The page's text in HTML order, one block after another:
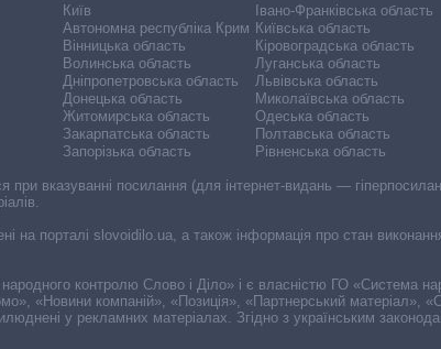
Київ
Автономна республіка Крим
Вінницька область
Волинська область
Дніпропетровська область
Донецька область
Житомирська область
Закарпатська область
Запорізька область
Івано-Франківська область
Київська область
Кіровоградська область
Луганська область
Львівська область
Миколаївська область
Одеська область
Полтавська область
Рівненська область
при вказуванні посилання (для інтернет-видань —
на порталі slovoidilo.ua, а також інформація про стан
контролю Слово і Діло» і є власністю ГО «Система
«Новини компаній», «Позиція», «Партнерський матеріал»,
у рекламних матеріалах. Згідно з українським